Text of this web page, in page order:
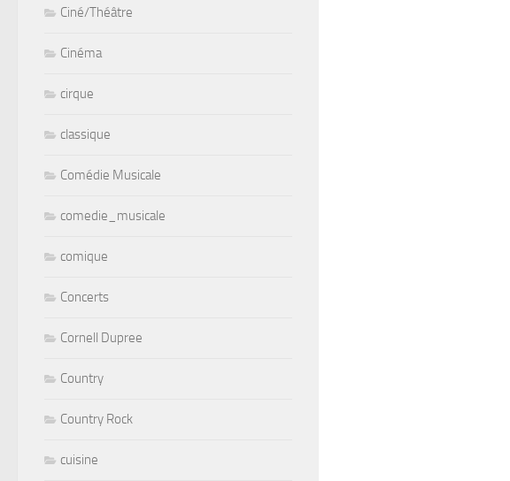
Ciné/Théâtre
Cinéma
cirque
classique
Comédie Musicale
comedie_musicale
comique
Concerts
Cornell Dupree
Country
Country Rock
cuisine